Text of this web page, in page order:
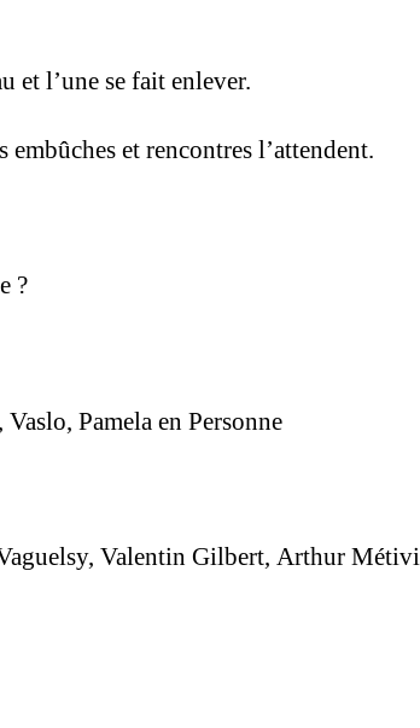
et l’une se fait enlever.
et rencontres l’attendent.
?
Pamela en Personne
Valentin Gilbert, Arthur